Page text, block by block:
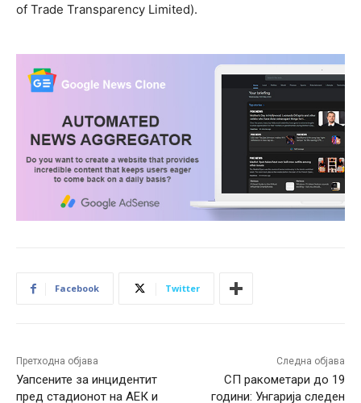
of Trade Transparency Limited).
Facebook Twitter
Претходна објава
Уапсените за инцидентит
пред стадионот на АЕК и
Следна објава
СП ракометари до 19
години: Унгарија следен